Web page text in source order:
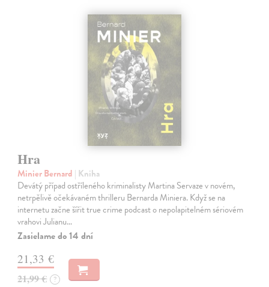
Hra
Minier Bernard | Kniha
Devátý případ ostříleného kriminalisty Martina Servaze v novém,
netrpělivě očekávaném thrilleru Bernarda Miniera. Když se na
internetu začne šířit true crime podcast o nepolapitelném sériovém
vrahovi Julianu…
Zasielame do 14 dní
21,33 €
21,99 € ?